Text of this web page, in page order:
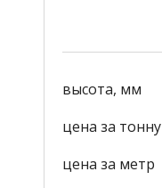
высота, мм
цена за тонну
цена за метр